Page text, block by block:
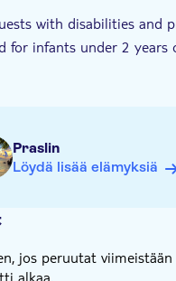
with disabilities and
for infants under 2 years
pick-up time and
the contact details on
Digue is not included.
from hotel to
6 hours
passports
Praslin
Löydä lisää elämyksiä
jos peruutat
alkaa.